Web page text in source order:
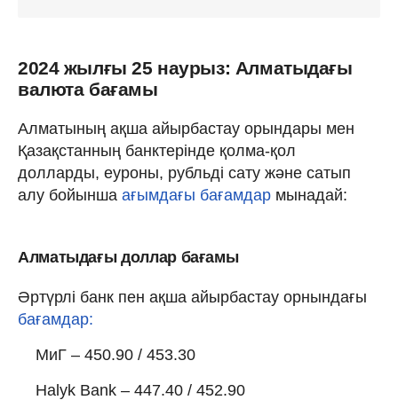
2024 жылғы 25 наурыз: Алматыдағы
валюта бағамы
Алматының ақша айырбастау орындары мен
Қазақстанның банктерінде қолма-қол
долларды, еуроны, рубльді сату және сатып
алу бойынша ағымдағы бағамдар мынадай:
Алматыдағы доллар бағамы
Әртүрлі банк пен ақша айырбастау орнындағы
бағамдар:
МиГ – 450.90 / 453.30
Halyk Bank – 447.40 / 452.90